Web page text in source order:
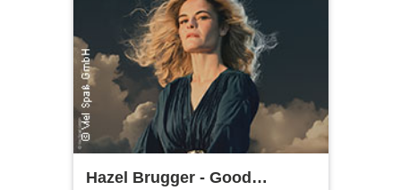
Hazel Brugger - Good